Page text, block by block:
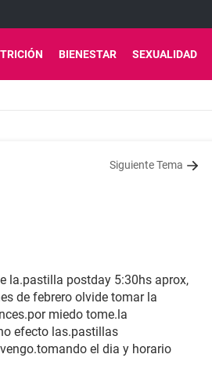
BIENESTAR SEXUALIDAD
Siguiente Tema
la.pastilla postday 5:30hs aprox,
de febrero olvide tomar la
miedo tome.la
efecto las.pastillas
el dia y horario